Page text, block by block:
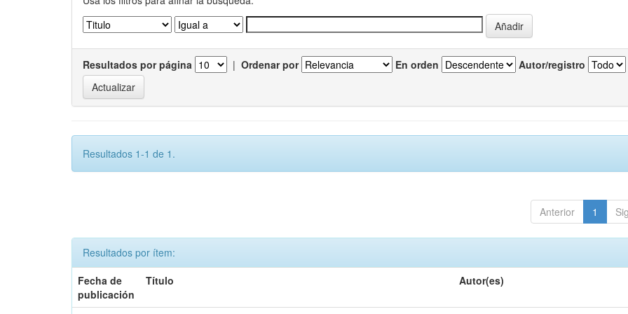
Resultados por página | Ordenar por En orden Autor/registro
Resultados 1-1 de 1.
Anterior 1
Resultados por ítem:
Fecha de
publicación
Título Autor(es)